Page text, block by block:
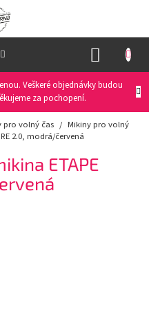
Veškeré objednávky budou
za pochopení.
pro volný čas / Mikiny pro volný
2.0, modrá/červená
ETAPE